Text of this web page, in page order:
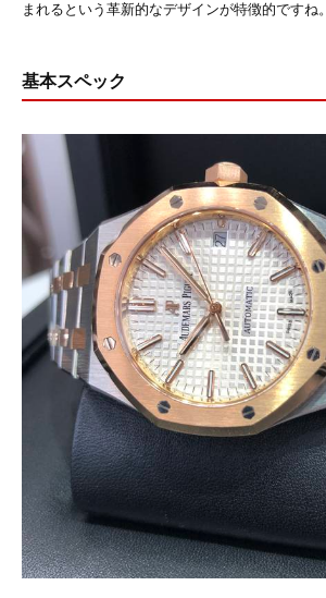
まれるという革新的なデザインが特徴的ですね。
基本スペック